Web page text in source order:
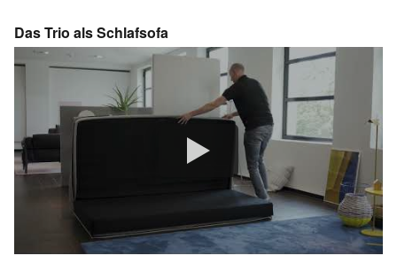
Das Trio als Schlafsofa